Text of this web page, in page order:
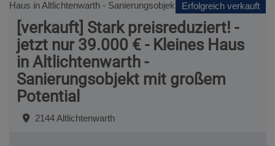
Erfolgreich verkauft
[verkauft] Stark preisreduziert! -
jetzt nur 39.000 € - Kleines Haus
in Altlichtenwarth -
Sanierungsobjekt mit großem
Potential
2144 Altlichtenwarth